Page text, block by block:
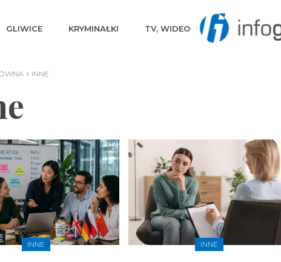
GLIWICE KRYMINAŁKI TV, WIDEO
INNE
INNE INNE